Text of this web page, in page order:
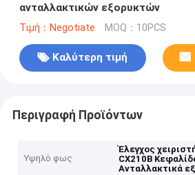
ανταλλακτικών εξορυκτών
Τιμή：Negotiate MOQ：10PCS
Καλύτερη τιμή
Περιγραφή Προϊόντων
Υψηλό φως
Έλεγχος
CX210B
Ανταλλακτικά